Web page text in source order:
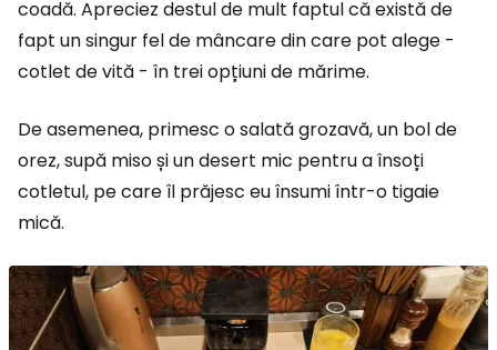
coadă. Apreciez destul de mult faptul că există de
fapt un singur fel de mâncare din care pot alege -
cotlet de vită - în trei opțiuni de mărime.
De asemenea, primesc o salată grozavă, un bol de
orez, supă miso și un desert mic pentru a însoți
cotletul, pe care îl prăjesc eu însumi într-o tigaie
mică.